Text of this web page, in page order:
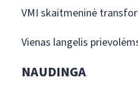
VMI skaitmeninė
Vienas langelis
NAUDINGA